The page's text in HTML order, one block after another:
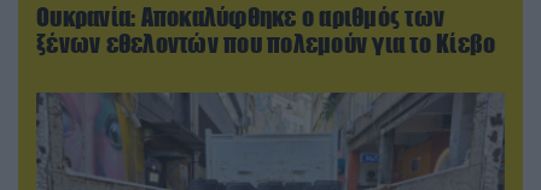
Ουκρανία: Αποκαλύφθηκε ο αριθμός των
ξένων εθελοντών που πολεμούν για το Κίεβο